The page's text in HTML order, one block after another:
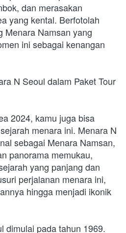
dan merasakan
yang kental. Berfotolah
Menara Namsan yang
ini sebagai kenangan
N Seoul dalam Paket Tour
2024, kamu juga bisa
menara ini. Menara N
sebagai Menara Namsan,
panorama memukau,
yang panjang dan
perjalanan menara ini,
hingga menjadi ikonik
dimulai pada tahun 1969.